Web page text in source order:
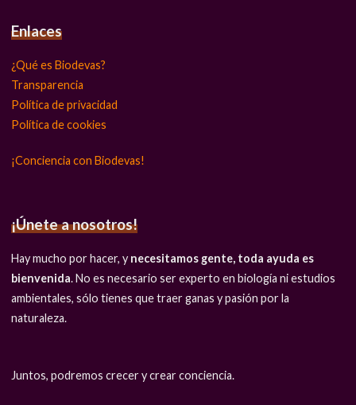
Enlaces
¿Qué es Biodevas?
Transparencia
Política de privacidad
Política de cookies
¡Conciencia con Biodevas!
¡Únete a nosotros!
Hay mucho por hacer, y necesitamos gente, toda ayuda es
bienvenida. No es necesario ser experto en biología ni estudios
ambientales, sólo tienes que traer ganas y pasión por la
naturaleza.
Juntos, podremos crecer y crear conciencia.